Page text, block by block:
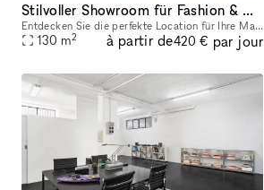
Stilvoller Showroom für Fashion & Accessoires zur temporären Vermietung Berlin Wedding – 130 m² – Erdgeschoss – barrierefrei erreichbar
Entdecken Sie die perfekte Location für Ihre Marke! Unser exklusiver Showroom im Herzen des trendigen Berliner Stadtteils Wedding bietet Ihnen 130 m² Präsentationsfläche, ideal für Mode und Accessoi
130 m2 à partir de420 € par jour